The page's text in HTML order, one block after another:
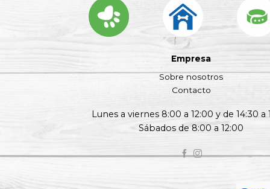
Empresa
Sobre nosotros
Contacto
Lunes a viernes 8:00 a 12:00 y de 14:30 a
Sábados de 8:00 a 12:00